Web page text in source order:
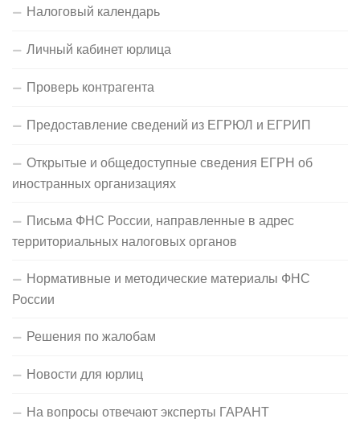
Налоговый календарь
Личный кабинет юрлица
Проверь контрагента
Предоставление сведений из ЕГРЮЛ и ЕГРИП
Открытые и общедоступные сведения ЕГРН об
иностранных организациях
Письма ФНС России, направленные в адрес
территориальных налоговых органов
Нормативные и методические материалы ФНС
России
Решения по жалобам
Новости для юрлиц
На вопросы отвечают эксперты ГАРАНТ